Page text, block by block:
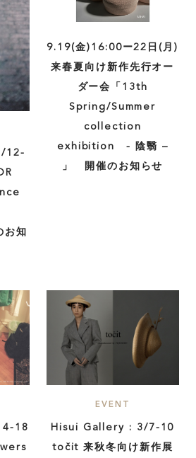
12-
知
9.19(金)16:00ー22日(月)
来春夏向け新作先行オー
ダー会「13th
Spring/Summer
collection
exhibition - 陰翳 –
」 開催のお知らせ
18
EVENT
Hisui Gallery : 3/7-10
točit 来秋冬向け新作展